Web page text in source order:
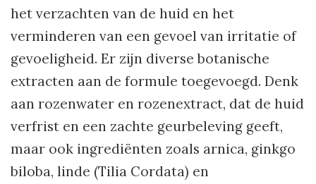
het verzachten van de huid en het
verminderen van een gevoel van irritatie of
gevoeligheid. Er zijn diverse botanische
extracten aan de formule toegevoegd. Denk
aan rozenwater en rozenextract, dat de huid
verfrist en een zachte geurbeleving geeft,
maar ook ingrediënten zoals arnica, ginkgo
biloba, linde (Tilia Cordata) en